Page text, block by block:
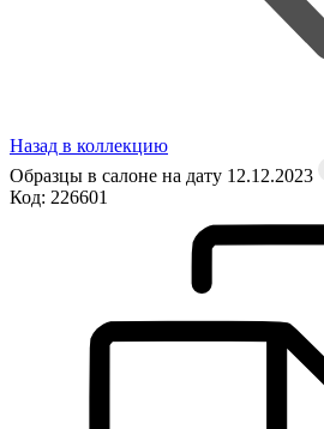
Назад в коллекцию
Образцы в салоне на дату 12.12.2023
Код: 226601